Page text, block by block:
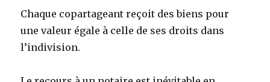
Chaque copartageant reçoit des biens pour
une valeur égale à celle de ses droits dans
l’indivision.